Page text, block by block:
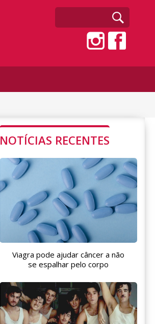
NOTÍCIAS RECENTES
Viagra pode ajudar câncer a não
se espalhar pelo corpo